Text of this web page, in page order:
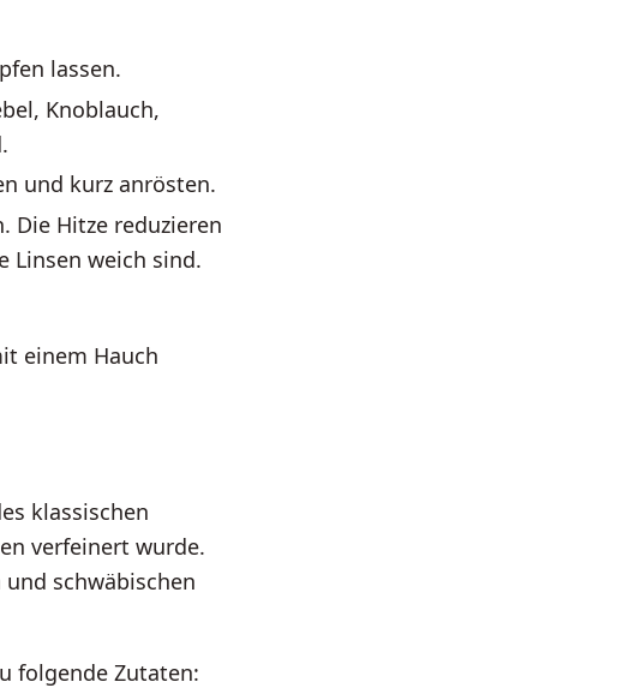
lassen.
Knoblauch,
und kurz anrösten.
Die Hitze reduzieren
Linsen weich sind.
einem Hauch
klassischen
verfeinert wurde.
schwäbischen
folgende Zutaten: